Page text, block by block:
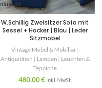
W.Schillig Zweisitzer Sofa mit
Sessel + Hocker | Blau | Leder
Sitzmöbel
Vintage Möbel & Mobiliar |
Antiquitäten | Lampen | Leuchten &
Teppiche
480,00€ inkl. MwSt.